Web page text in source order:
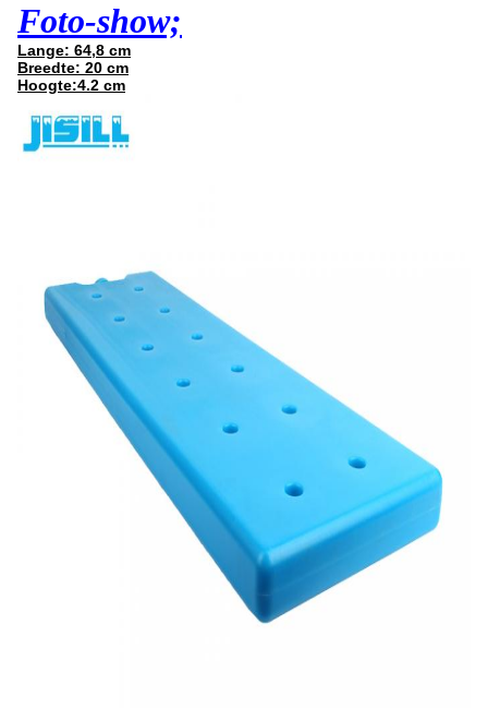
Foto-show;
Lange: 64,8 cm
Breedte: 20 cm
Hoogte:4.2 cm